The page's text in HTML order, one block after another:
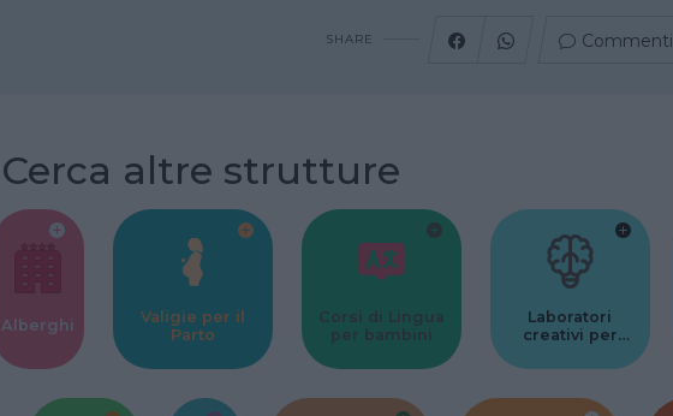
SHARE Commenti
Cerca altre strutture
Alberghi
Valigie per il
Parto
Corsi di Lingua
per bambini
Laboratori
creativi per